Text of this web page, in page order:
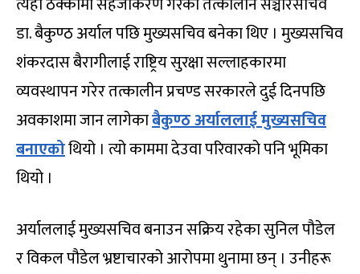
डा. बैकुण्ठ अर्याल पछि मुख्यसचिव बनेका थिए । मुख्यसचिव
शंकरदास बैरागीलाई राष्ट्रिय सुरक्षा सल्लाहकारमा
व्यवस्थापन गरेर तत्कालीन प्रचण्ड सरकारले दुई दिनपछि
अवकाशमा जान लागेकाबैकुण्ठ अर्याललाई मुख्यसचिव
बनाएकोथियो । त्यो काममा देउवा परिवारको पनि भूमिका
थियो ।
अर्याललाई मुख्यसचिव बनाउन सक्रिय रहेका सुनिल पौडेल
र विकल पौडेल भ्रष्टाचारको आरोपमा थुनामा छन् । उनीहरू